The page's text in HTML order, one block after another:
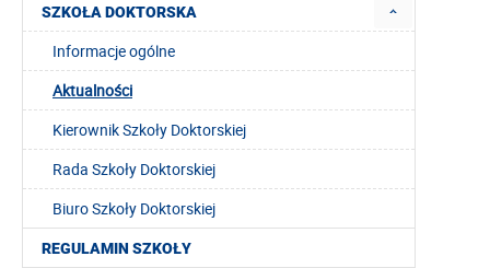
SZKOŁA DOKTORSKA
Informacje ogólne
Aktualności
Kierownik Szkoły Doktorskiej
Rada Szkoły Doktorskiej
Biuro Szkoły Doktorskiej
REGULAMIN SZKOŁY